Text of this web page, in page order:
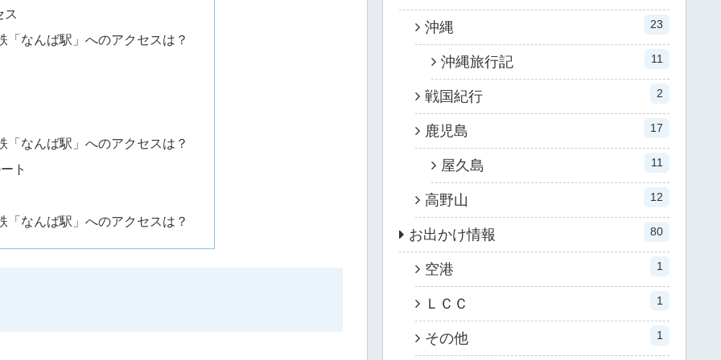
ス
「なんば駅」へのアクセスは？
「なんば駅」へのアクセスは？
ト
「なんば駅」へのアクセスは？
沖縄 23
沖縄旅行記 11
戦国紀行 2
鹿児島 17
屋久島 11
高野山 12
お出かけ情報 80
空港 1
ＬＣＣ 1
その他 1